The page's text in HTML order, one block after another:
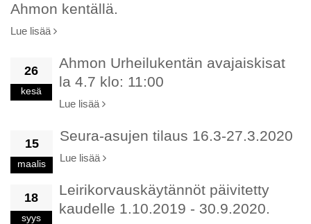
Ahmon kentällä.
Lue lisää
26
kesä
Ahmon Urheilukentän avajaiskisat
la 4.7 klo: 11:00
Lue lisää
15
maalis
Seura-asujen tilaus 16.3-27.3.2020
Lue lisää
18
syys
Leirikorvauskäytännöt päivitetty
kaudelle 1.10.2019 - 30.9.2020.